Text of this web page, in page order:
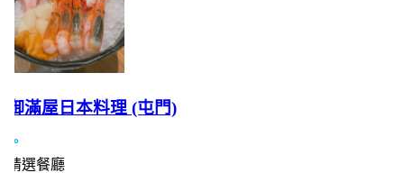
滿屋日本料理 (屯門)
選餐廳